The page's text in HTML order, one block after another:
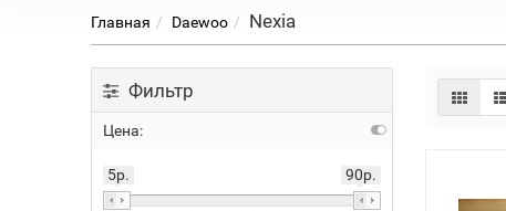
Главная Daewoo Nexia
Фильтр
Цена:
5р. 90р.